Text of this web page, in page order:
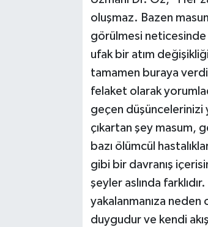
oluşmaz. Bazen
görülmesi
ufak bir atım
tamamen buraya
felaket olarak
geçen düşüncelerinizi
çıkartan şey masum,
bazı ölümcül
gibi bir davranış
şeyler aslında
yakalanmanıza
duygudur ve kendi